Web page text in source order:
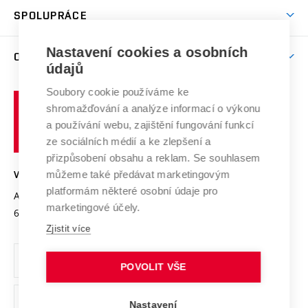
Brno
Celoživotní vzdělávání
E-přihláška
Harmonogram akademického roku
Závěrečné práce
Doktorské studium
Zpracování osobních údajů studentů
Sociální bezpečí
Studium bez bariér
Podpora podnikání
Mezinárodní vědecká rada
Systém zajišťování kvality výzkumu
Výzkumné infrastruktury
Transfer znalostí
Open Science
Projekty
Projekty ze strukturálních fondů
Specifický výzkum
SPOLUPRÁCE
Zahraniční spolupráce
Spolupráce se školami
Služby univerzity
Mezinárodní dohody
Univerzitní sítě
O UNIVERZITĚ
Profil univerzity
Udržitelná univerzita
Podnikavá univerzita / ContriBUTe
Bezpečná univerzita
Vyznamenání
Organizační struktura
Ochrana osobních údajů
učení
technické
VYSOKÉ UČENÍ TECHNICKÉ V BRNĚ
Antonínská 548/1
602 00 Brno
www.vut.cz
vut@vutbr.cz
Nastavení cookies a osobních
údajů
Soubory cookie používáme ke
shromažďování a analýze informací o výkonu
a používání webu, zajištění fungování funkcí
ze sociálních médií a ke zlepšení a
přizpůsobení obsahu a reklam. Se souhlasem
můžeme také předávat marketingovým
platformám některé osobní údaje pro
marketingové účely.
Zjistit více
POVOLIT VŠE
Nastavení